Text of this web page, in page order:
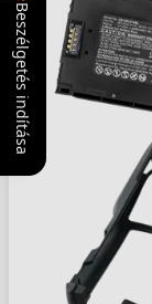
Beszélgetés indítása